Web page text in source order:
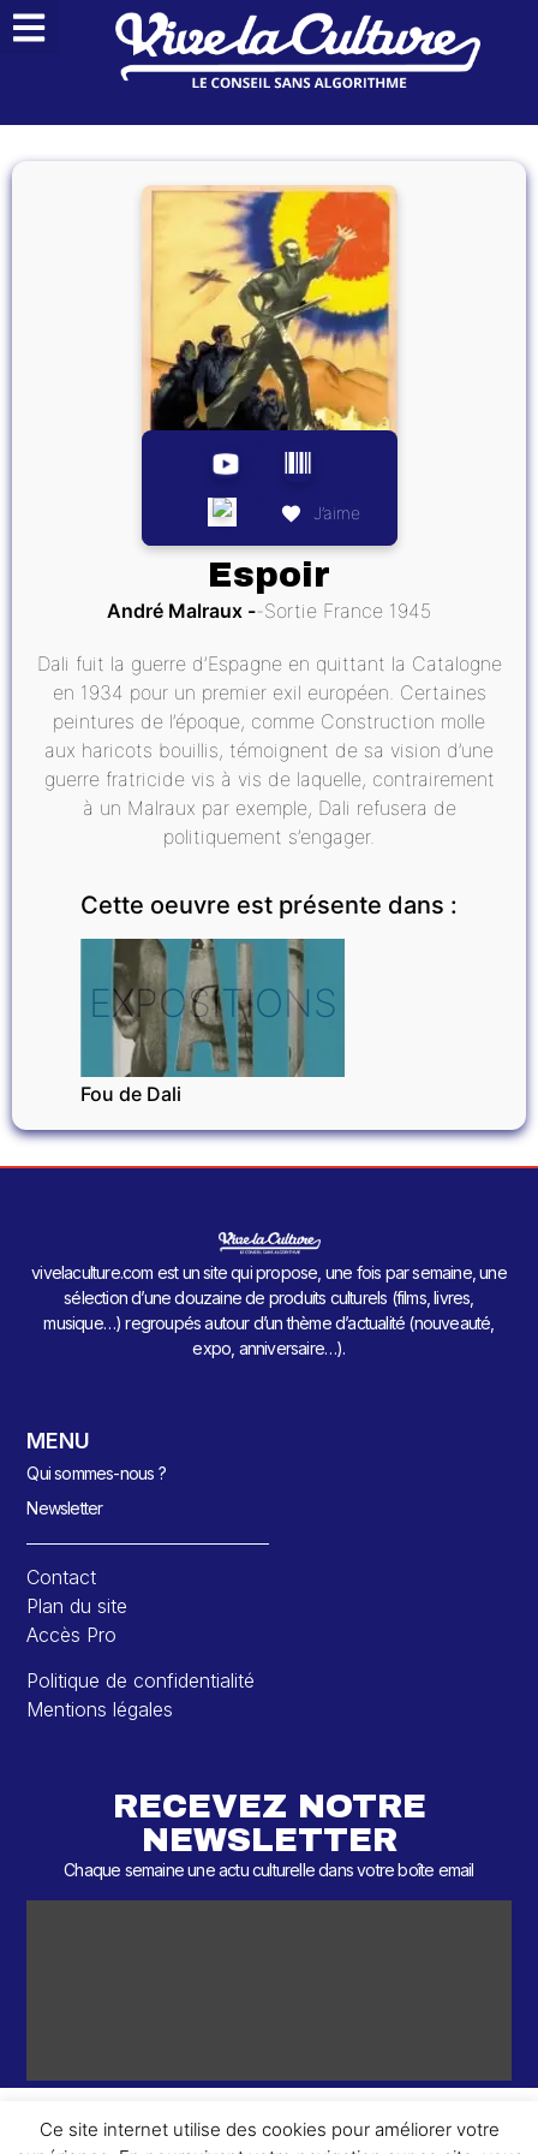
J’aime
Espoir
André Malraux Sortie France 1945
Dali fuit la guerre d’Espagne en quittant la Catalogne
en 1934 pour un premier exil européen. Certaines
peintures de l’époque, comme Construction molle
aux haricots bouillis, témoignent de sa vision d’une
guerre fratricide vis à vis de laquelle, contrairement
à un Malraux par exemple, Dali refusera de
politiquement s’engager.
Cette oeuvre est présente dans :
EXPOSITIONS
Fou de Dali
vivelaculture.com est un site qui propose, une fois par semaine, une
sélection d’une douzaine de produits culturels (films, livres,
musique…) regroupés autour d’un thème d’actualité (nouveauté,
expo, anniversaire…).
MENU
Qui sommes-nous ?
Newsletter
Contact
Plan du site
Accès Pro
Politique de confidentialité
Mentions légales
RECEVEZ NOTRE
NEWSLETTER
Chaque semaine une actu culturelle dans votre boîte email
Ce site internet utilise des cookies pour améliorer votre